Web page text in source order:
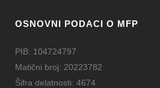
OSNOVNI PODACI O MFP
PIB: 104724797
Matični broj: 20223782
Šifra delatnosti: 4674